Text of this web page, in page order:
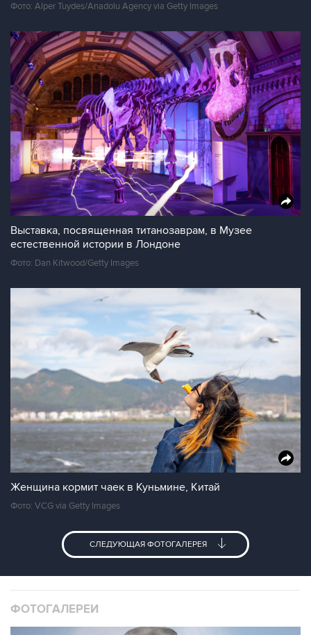
Фото: Alper Tuydes/Anadolu Agency via Getty Images
Выставка, посвященная титанозаврам, в Музее
естественной истории в Лондоне
Фото: Dan Kitwood/Getty Images
Женщина кормит чаек в Куньмине, Китай
Фото: VCG via Getty Images
СЛЕДУЮЩАЯ ФОТОГАЛЕРЕЯ
ФОТОГАЛЕРЕИ